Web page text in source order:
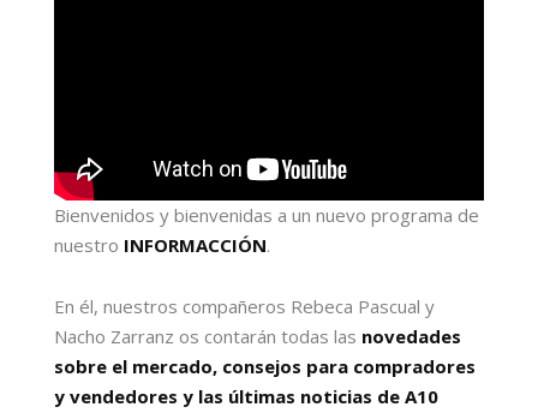
Bienvenidos y bienvenidas a un nuevo programa de
nuestro INFORMACCIÓN.
En él, nuestros compañeros Rebeca Pascual y
Nacho Zarranz os contarán todas las novedades
sobre el mercado, consejos para compradores
y vendedores y las últimas noticias de A10